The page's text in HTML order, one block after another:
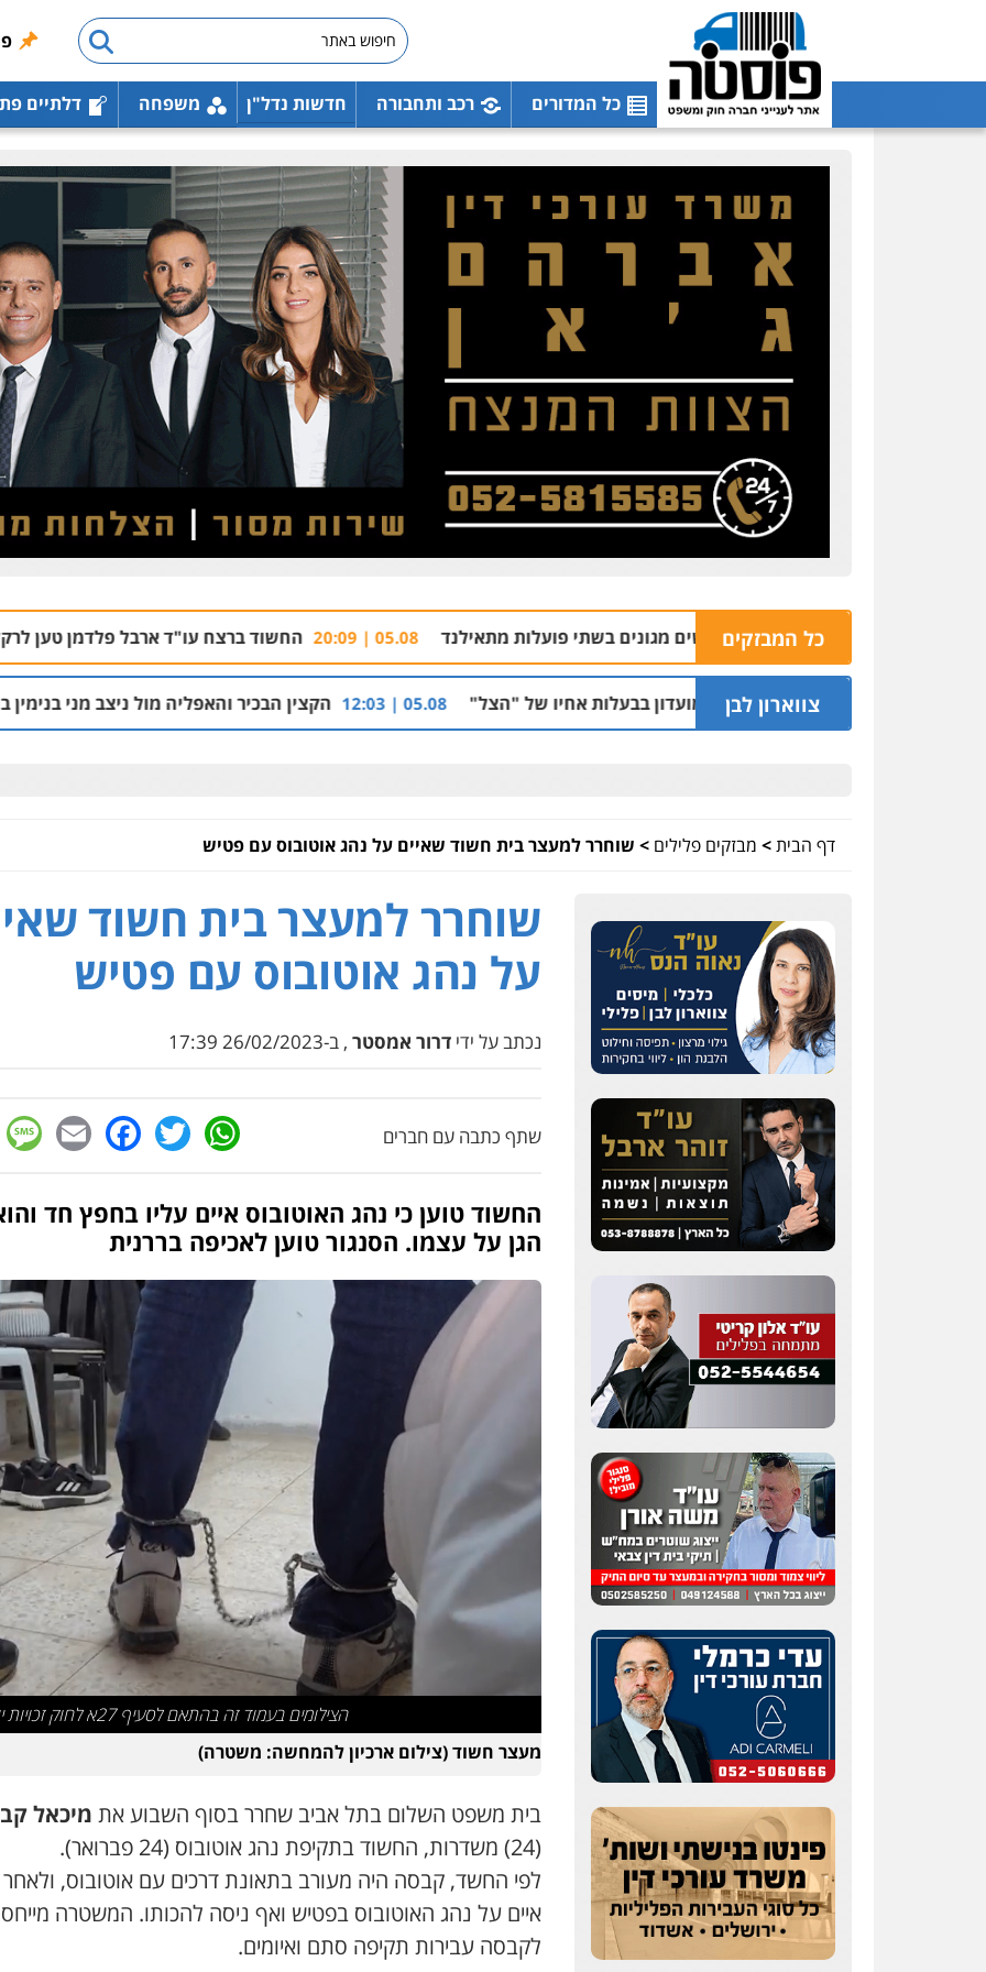
כל המדורים רכב ותחבורה חדשות נדל"ן משפחה דלתיים
כל המבזקים
בהתעללות ומעשים מגונים בשתי פועלות מתאילנד 05.08 | 20:09 החשוד ברצח עו"ד ארבל פלדמן טען לרקע נפשי ושתק
צווארון לבן
למתן הקלות למועדון בבעלות אחיו של "הצל" 05.08 | 12:03 הקצין הבכיר והאפליה מול ניצב מני בנימין בתיק נצרת וארגון
דף הבית> מבזקים פלילים > שוחרר למעצר בית חשוד שאיים על נהג אוטובוס עם פטיש
שחר לדובסקי, עו"ד
פלילי מעצרים וחקירות
לענייני אסירים
0507913332
עו"ד איהאב ג'לג'ולי
פלילי מעצרים וחקירות
עורכי דין לענייני אסירים
0505216700
עו"ד שלומי שרון
פלילי צבאי מעצרים
וחקירות
0547342002
שוחרר למעצר בית חשוד
על נהג אוטובוס עם פטיש
נכתב על ידי דרור אמסטר , ב-26/02/2023 17:39
שתף כתבה עם חברים WhatsApp
Twitter
החשוד טוען כי נהג האוטובוס איים עליו בחפץ חד
הגן על עצמו. הסנגור טוען לאכיפה בררנית
הצילומים בעמוד זה בהתאם לסעיף 27א לחוק זכויות יוצרים
מעצר חשוד (צילום ארכיון להמחשה: משטרה)
בית משפט השלום בתל אביב שחרר בסוף השבוע את מיכאל
(24) משדרות, החשוד בתקיפת נהג אוטובוס (24 פברואר).
לפי החשד, קבסה היה מעורב בתאונת דרכים עם אוטובוס, ולאחר
איים על נהג האוטובוס בפטיש ואף ניסה להכותו. המשטרה
לקבסה עבירות תקיפה סתם ואיומים.